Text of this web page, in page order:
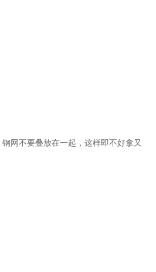
网不要叠放在一起，这样即不好拿又